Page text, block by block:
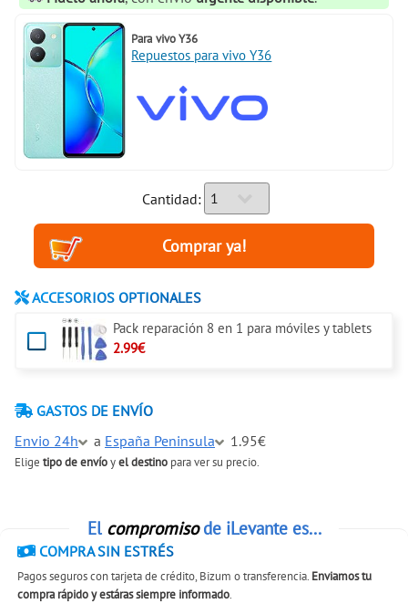
Para vivo Y36
Repuestos para vivo Y36
Cantidad:
ACCESORIOS OPTIONALES
Pack reparación 8 en 1 para móviles y tablets
2.99€
GASTOS DE ENVÍO
Envio 24h
a España Peninsula 1.95€
Elige tipo de envíoyel destino para ver su precio.
El compromisode iLevante es...
COMPRA SIN ESTRÉS
Pagos seguros con tarjeta de crédito, Bizum o transferencia. Enviamos tu
compra rápido y estáras siempre informado.